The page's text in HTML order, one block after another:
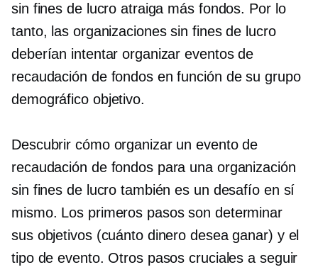
sin fines de lucro atraiga más fondos. Por lo
tanto, las organizaciones sin fines de lucro
deberían intentar organizar eventos de
recaudación de fondos en función de su grupo
demográfico objetivo.
Descubrir cómo organizar un evento de
recaudación de fondos para una organización
sin fines de lucro también es un desafío en sí
mismo. Los primeros pasos son determinar
sus objetivos (cuánto dinero desea ganar) y el
tipo de evento. Otros pasos cruciales a seguir